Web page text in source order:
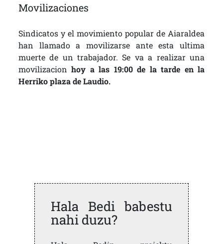
Movilizaciones
Sindicatos y el movimiento popular de Aiaraldea
han llamado a movilizarse ante esta ultima
muerte de un trabajador. Se va a realizar una
movilizacionhoy a las 19:00 de la tarde en la
Herriko plaza de Laudio.
Hala Bedi babestu
nahi duzu?